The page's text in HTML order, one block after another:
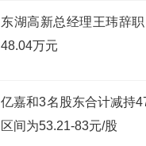
东湖高新总经理王玮辞
48.04万元
亿嘉和3名股东合计减持
区间为53.21-83元/股